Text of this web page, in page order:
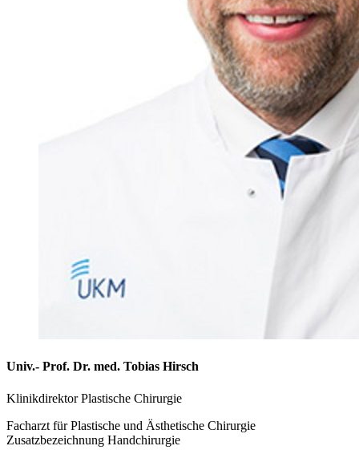
Univ.- Prof. Dr. med. Tobias Hirsch
Klinikdirektor Plastische Chirurgie
Facharzt für Plastische und Ästhetische Chirurgie
Zusatzbezeichnung Handchirurgie